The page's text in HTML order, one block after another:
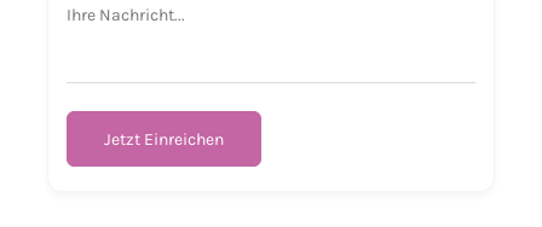
Jetzt Einreichen